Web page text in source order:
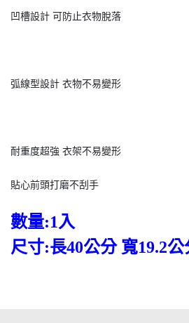
凹槽設計 可防止衣物脫落
弧線型設計 衣物不易變形
耐重度超強 衣架不易變形
貼心前頭打磨不刮手
數量:1入
尺寸:長40公分 寬19.2